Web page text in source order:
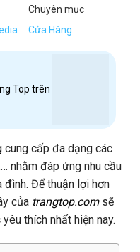
Chuyên mục
Cửa Hàng
Top trên
cung cấp đa dạng các
nhằm đáp ứng nhu cầu
đình. Để thuận lợi hơn
của trangtop.comsẽ
thích nhất hiện nay.